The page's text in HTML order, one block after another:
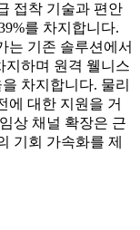
접착 기술과 편안
를 차지합니다.
는 기존 솔루션에서
지하며 원격 웰니스
차지합니다. 물리
에 대한 지원을 거
상 채널 확장은 근
기회 가속화를 제